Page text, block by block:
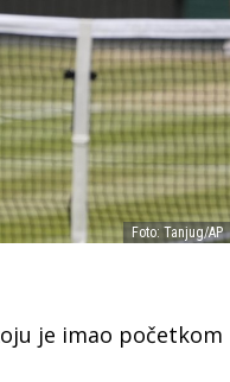
Foto: Tanjug/AP
je imao početkom